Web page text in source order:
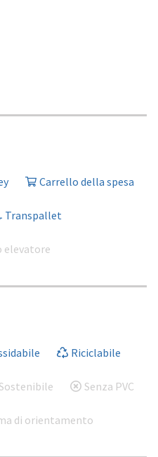
Carrello della spesa
Transpallet
elevatore
Riciclabile
Senza PVC
di orientamento